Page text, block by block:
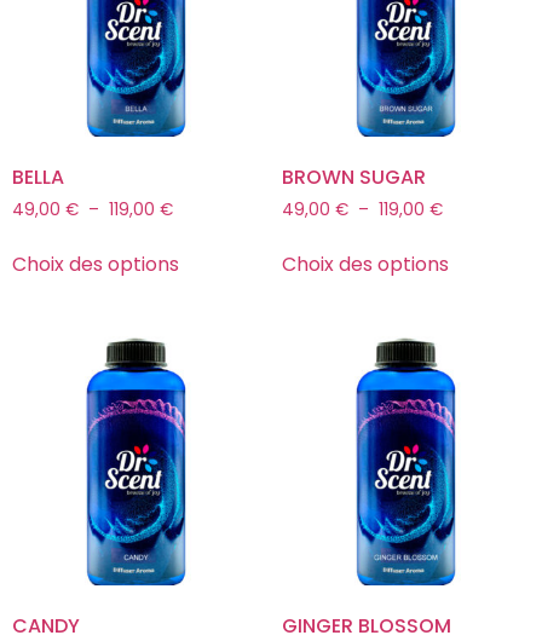
BELLA
49,00 € – 119,00 €
Choix des options
BROWN SUGAR
49,00 € – 119,00 €
Choix des options
CANDY GINGER BLOSSOM